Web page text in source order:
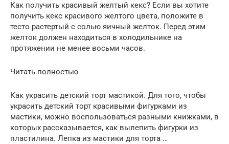
Как получить красивый желтый кекс? Если вы хотите
получить кекс красивого желтого цвета, положите в
тесто растертый с солью яичный желток. Перед этим
желток должен находиться в холодильнике на
протяжении не менее восьми часов.
Читать полностью
Как украсить детский торт мастикой. Для того, чтобы
украсить детский торт красивыми фигурками из
мастики, можно воспользоваться разными книжками, в
которых рассказывается, как вылепить фигурки из
пластилина. Лепка из мастики для торта …